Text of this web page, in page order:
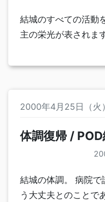
結城のすべての活動
主の栄光が表されま
2000年4月25日（火
体調復帰 /
結城の体調。 病院で
う大丈夫とのことで